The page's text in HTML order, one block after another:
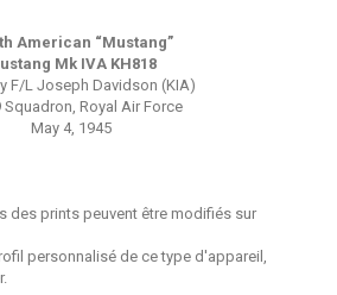
American “Mustang”
Mk IVA KH818
F/L Joseph Davidson (KIA)
Squadron, Royal Air Force
May 4, 1945
des prints peuvent être modifiés sur
personnalisé de ce type d'appareil,